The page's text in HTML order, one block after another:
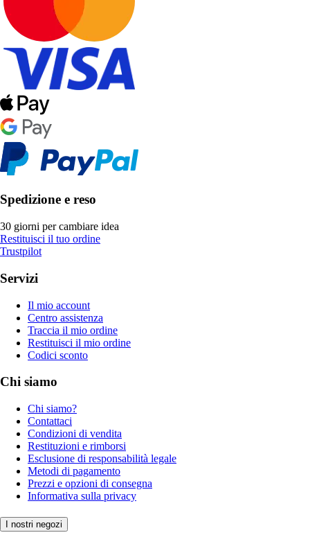
Spedizione e reso
30 giorni per cambiare idea
Restituisci il tuo ordine
Trustpilot
Servizi
Il mio account
Centro assistenza
Traccia il mio ordine
Restituisci il mio ordine
Codici sconto
Chi siamo
Chi siamo?
Contattaci
Condizioni di vendita
Restituzioni e rimborsi
Esclusione di responsabilità legale
Metodi di pagamento
Prezzi e opzioni di consegna
Informativa sulla privacy
I nostri negozi